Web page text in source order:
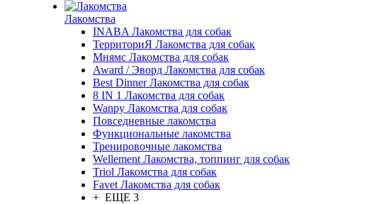
Лакомства
INABA Лакомства для собак
ТерриториЯ Лакомства для собак
Мнямс Лакомства для собак
Award / Эворд Лакомства для собак
Best Dinner Лакомства для собак
8 IN 1 Лакомства для собак
Wanpy Лакомства для собак
Повседневные лакомства
Функциональные лакомства
Тренировочные лакомства
Wellement Лакомства, топпинг для собак
Triol Лакомства для собак
Favet Лакомства для собак
+ ЕЩЕ 3